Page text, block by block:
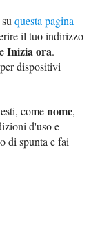
suquesta pagina
il tuo indirizzo
Inizia ora.
dispositivi
comenome,
d'uso e
di spunta e fai